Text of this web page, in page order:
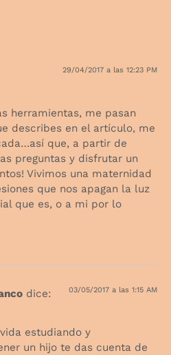
29/04/2017 a las 12:23 PM
herramientas, me pasan
describes en el artículo, me
que, a partir de
preguntas y disfrutar un
Vivimos una maternidad
que nos apagan la luz
que es, o a mi por lo
dice: 03/05/2017 a las 1:15 AM
estudiando y
un hijo te das cuenta de